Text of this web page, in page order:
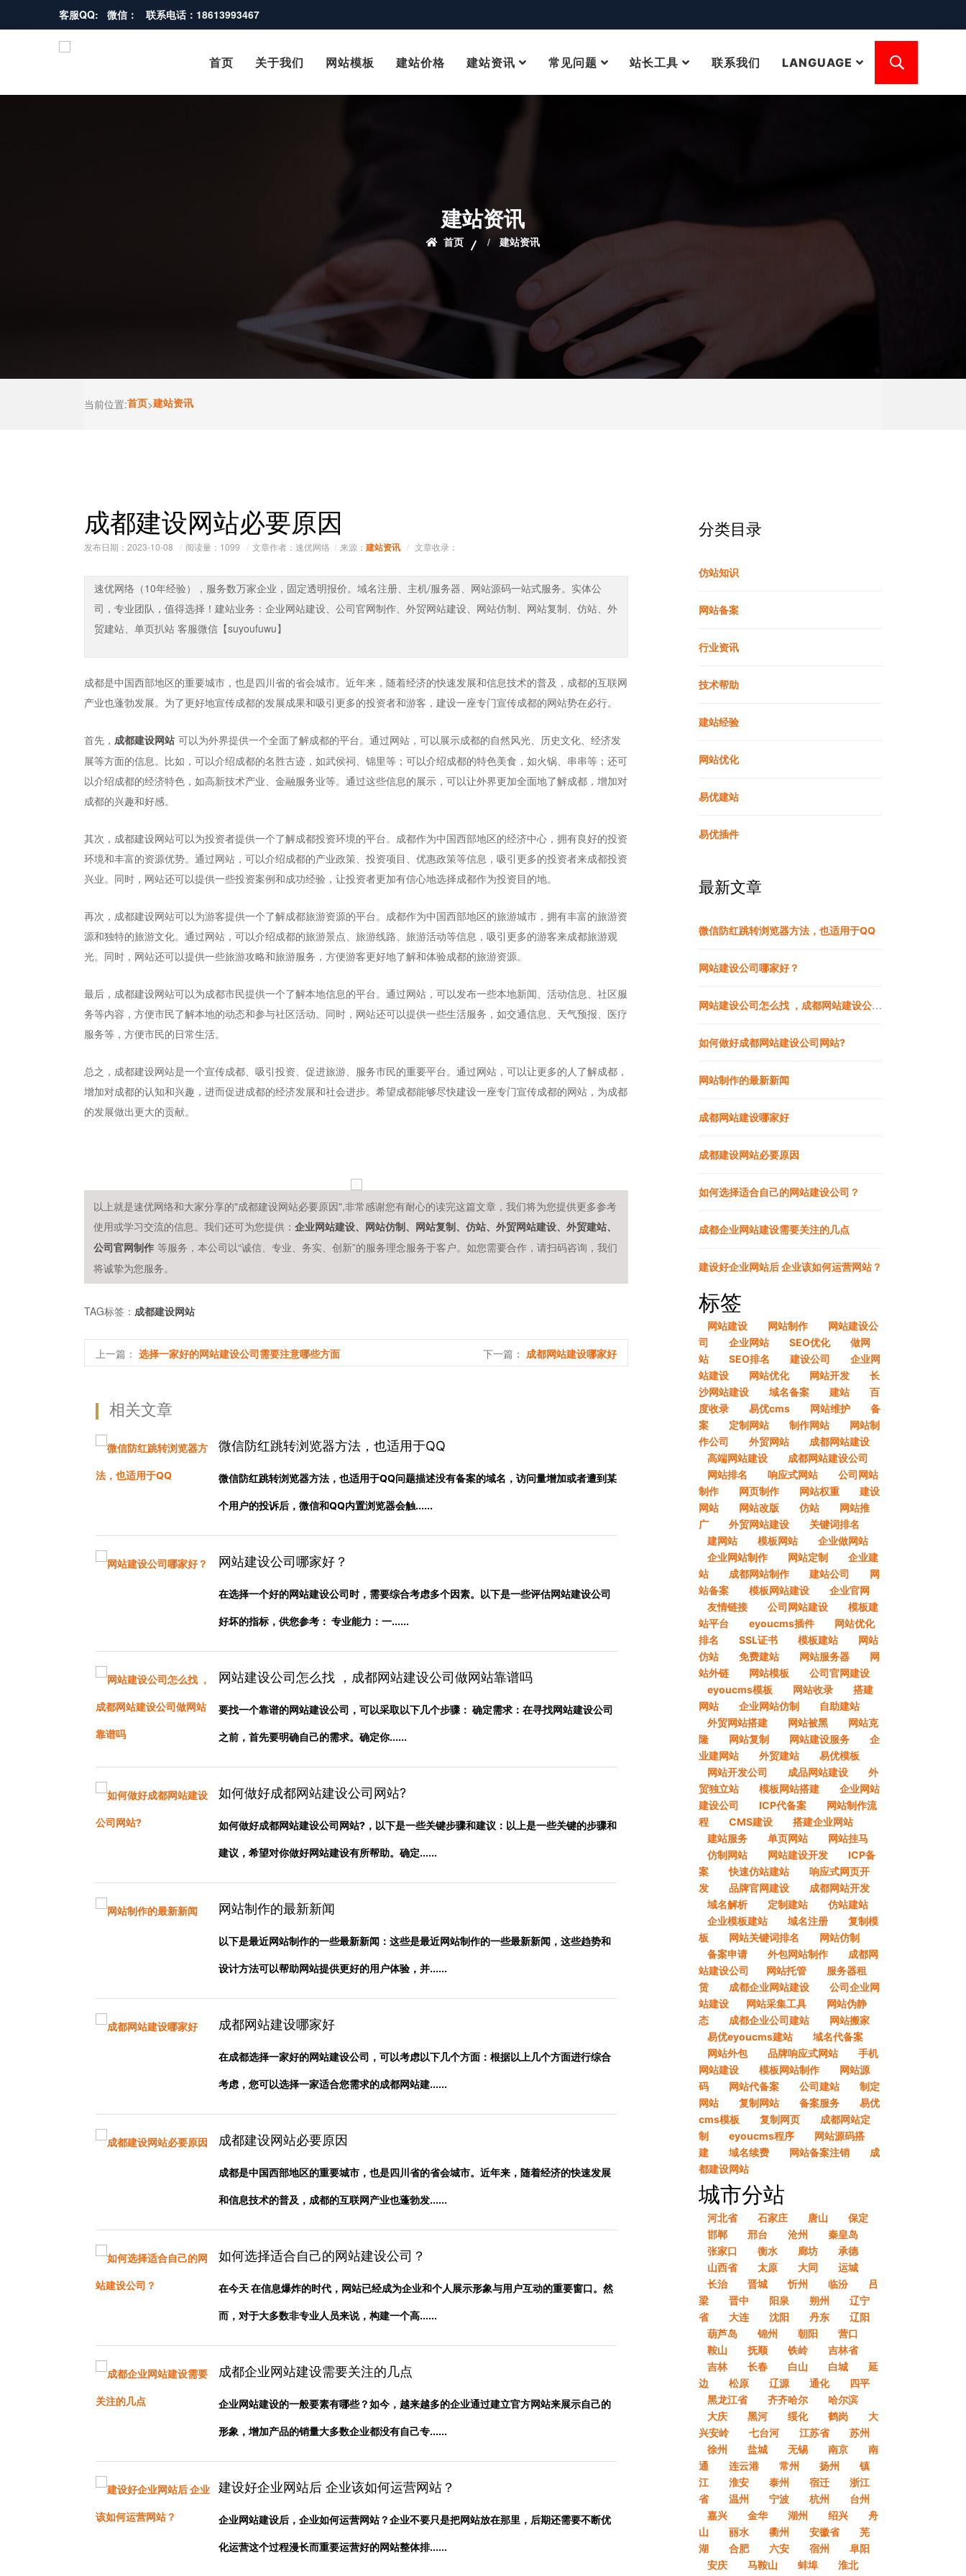
客服QQ: 微信： 联系电话：18613993467
首页 关于我们 网站模板 建站价格 建站资讯 常见问题 站长工具 联系我们 LANGUAGE
建站资讯
首页 建站资讯
当前位置:首页>建站资讯
成都建设网站必要原因
发布日期：2023-10-08 阅读量： 1099 文章作者：速优网络 来源： 建站资讯 文章收录：
速优网络（10年经验），服务数万家企业，固定透明报价。域名注册、主机/服务器、网站源码一站式服务。实体公
司，专业团队，值得选择！建站业务：企业网站建设、公司官网制作、外贸网站建设、网站仿制、网站复制、仿站、外
贸建站、单页扒站 客服微信【suyoufuwu】
成都是中国西部地区的重要城市，也是四川省的省会城市。近年来，随着经济的快速发展和信息技术的普及，成都的互联网
产业也蓬勃发展。为了更好地宣传成都的发展成果和吸引更多的投资者和游客，建设一座专门宣传成都的网站势在必行。
首先， 成都建设网站 可以为外界提供一个全面了解成都的平台。通过网站，可以展示成都的自然风光、历史文化、经济发
展等方面的信息。比如，可以介绍成都的名胜古迹，如武侯祠、锦里等；可以介绍成都的特色美食，如火锅、串串等；还可
以介绍成都的经济特色，如高新技术产业、金融服务业等。通过这些信息的展示，可以让外界更加全面地了解成都，增加对
成都的兴趣和好感。
其次，成都建设网站可以为投资者提供一个了解成都投资环境的平台。成都作为中国西部地区的经济中心，拥有良好的投资
环境和丰富的资源优势。通过网站，可以介绍成都的产业政策、投资项目、优惠政策等信息，吸引更多的投资者来成都投资
兴业。同时，网站还可以提供一些投资案例和成功经验，让投资者更加有信心地选择成都作为投资目的地。
再次，成都建设网站可以为游客提供一个了解成都旅游资源的平台。成都作为中国西部地区的旅游城市，拥有丰富的旅游资
源和独特的旅游文化。通过网站，可以介绍成都的旅游景点、旅游线路、旅游活动等信息，吸引更多的游客来成都旅游观
光。同时，网站还可以提供一些旅游攻略和旅游服务，方便游客更好地了解和体验成都的旅游资源。
最后，成都建设网站可以为成都市民提供一个了解本地信息的平台。通过网站，可以发布一些本地新闻、活动信息、社区服
务等内容，方便市民了解本地的动态和参与社区活动。同时，网站还可以提供一些生活服务，如交通信息、天气预报、医疗
服务等，方便市民的日常生活。
总之，成都建设网站是一个宣传成都、吸引投资、促进旅游、服务市民的重要平台。通过网站，可以让更多的人了解成都，
增加对成都的认知和兴趣，进而促进成都的经济发展和社会进步。希望成都能够尽快建设一座专门宣传成都的网站，为成都
的发展做出更大的贡献。
以上就是速优网络和大家分享的"成都建设网站必要原因",非常感谢您有耐心的读完这篇文章，我们将为您提供更多参考
使用或学习交流的信息。我们还可为您提供： 企业网站建设、网站仿制、网站复制、仿站、外贸网站建设、外贸建站、
公司官网制作 等服务，本公司以“诚信、专业、务实、创新”的服务理念服务于客户。如您需要合作，请扫码咨询，我们
将诚挚为您服务。
TAG标签： 成都建设网站
上一篇： 选择一家好的网站建设公司需要注意哪些方面 下一篇： 成都网站建设哪家好
相关文章
微信防红跳转浏览器方法，也适用于QQ
微信防红跳转浏览器方法，也适用于QQ问题描述没有备案的域名，访问量增加或者遭到某
个用户的投诉后，微信和QQ内置浏览器会触......
网站建设公司哪家好？
在选择一个好的网站建设公司时，需要综合考虑多个因素。以下是一些评估网站建设公司
好坏的指标，供您参考： 专业能力：一......
网站建设公司怎么找 ，成都网站建设公司做网站靠谱吗
要找一个靠谱的网站建设公司，可以采取以下几个步骤： 确定需求：在寻找网站建设公司
之前，首先要明确自己的需求。确定你......
如何做好成都网站建设公司网站?
如何做好成都网站建设公司网站?，以下是一些关键步骤和建议：以上是一些关键的步骤和
建议，希望对你做好网站建设有所帮助。确定......
网站制作的最新新闻
以下是最近网站制作的一些最新新闻：这些是最近网站制作的一些最新新闻，这些趋势和
设计方法可以帮助网站提供更好的用户体验，并......
成都网站建设哪家好
在成都选择一家好的网站建设公司，可以考虑以下几个方面：根据以上几个方面进行综合
考虑，您可以选择一家适合您需求的成都网站建......
成都建设网站必要原因
成都是中国西部地区的重要城市，也是四川省的省会城市。近年来，随着经济的快速发展
和信息技术的普及，成都的互联网产业也蓬勃发......
如何选择适合自己的网站建设公司？
在今天 在信息爆炸的时代，网站已经成为企业和个人展示形象与用户互动的重要窗口。然
而，对于大多数非专业人员来说，构建一个高......
成都企业网站建设需要关注的几点
企业网站建设的一般要素有哪些？如今，越来越多的企业通过建立官方网站来展示自己的
形象，增加产品的销量大多数企业都没有自己专......
建设好企业网站后 企业该如何运营网站？
企业网站建设后，企业如何运营网站？企业不要只是把网站放在那里，后期还需要不断优
化运营这个过程漫长而重要运营好的网站整体排......
分类目录
仿站知识
网站备案
行业资讯
技术帮助
建站经验
网站优化
易优建站
易优插件
最新文章
微信防红跳转浏览器方法，也适用于QQ
网站建设公司哪家好？
网站建设公司怎么找 ，成都网站建设公司做网站靠谱吗
如何做好成都网站建设公司网站?
网站制作的最新新闻
成都网站建设哪家好
成都建设网站必要原因
如何选择适合自己的网站建设公司？
成都企业网站建设需要关注的几点
建设好企业网站后 企业该如何运营网站？
标签
网站建设 网站制作
网站建设公
司
企业网站 SEO优化
做网
站
SEO排名 建设公司
企业网
站建设
网站优化 网站开发
长
沙网站建设
域名备案 建站
百
度收录
易优cms 网站维护
备
案
定制网站 制作网站
网站制
作公司
外贸网站
成都网站建设
高端网站建设
成都网站建设公司
网站排名
响应式网站
公司网站
制作
网页制作 网站权重
建设
网站
网站改版 仿站
网站推
广
外贸网站建设
关键词排名
建网站
模板网站
企业做网站
企业网站制作
网站定制
企业建
站
成都网站制作 建站公司
网
站备案
模板网站建设
企业官网
友情链接
公司网站建设
模板建
站平台
eyoucms插件
网站优化
排名
SSL证书 模板建站
网站
仿站
免费建站 网站服务器
网
站外链
网站模板
公司官网建设
eyoucms模板
网站收录
搭建
网站
企业网站仿制
自助建站
外贸网站搭建
网站被黑
网站克
隆
网站复制 网站建设服务
企
业建网站
外贸建站
易优模板
网站开发公司
成品网站建设
外
贸独立站
模板网站搭建
企业网站
建设公司
ICP代备案
网站制作流
程
CMS建设
搭建企业网站
建站服务
单页网站
网站挂马
仿制网站
网站建设开发
ICP备
案
快速仿站建站
响应式网页开
发
品牌官网建设
成都网站开发
域名解析
定制建站
仿站建站
企业模板建站
域名注册
复制模
板
网站关键词排名
网站仿制
备案申请
外包网站制作
成都网
站建设公司​
网站托管
服务器租
赁
成都企业网站建设
公司企业网
站建设​
网站采集工具
网站伪静
态
成都企业公司建站
网站搬家
易优eyoucms建站
域名代备案
网站外包
品牌响应式网站
手机
网站建设
模板网站制作
网站源
码
网站代备案 公司建站
制定
网站
复制网站 备案服务
易优
cms模板
复制网页
成都网站定
制
eyoucms程序
网站源码搭
建
域名续费 网站备案注销
成
都建设网站
城市分站
河北省 石家庄 唐山
保定
邯郸
邢台 沧州
秦皇岛
张家口
衡水 廊坊
承德
山西省
太原 大同
运城
长治
晋城 忻州 临汾
吕
梁
晋中 阳泉 朔州
辽宁
省
大连 沈阳 丹东
辽阳
葫芦岛
锦州 朝阳
营口
鞍山
抚顺 铁岭
吉林省
吉林
长春 白山 白城
延
边
松原 辽源 通化
四平
黑龙江省
齐齐哈尔
哈尔滨
大庆
黑河 绥化 鹤岗
大
兴安岭
七台河 江苏省
苏州
徐州
盐城 无锡 南京
南
通
连云港 常州 扬州
镇
江
淮安 泰州 宿迁
浙江
省
温州 宁波 杭州
台州
嘉兴
金华 湖州 绍兴
舟
山
丽水 衢州 安徽省
芜
湖
合肥 六安 宿州
阜阳
安庆
马鞍山 蚌埠
淮北